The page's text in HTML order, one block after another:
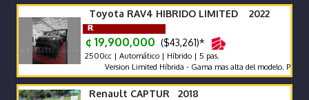
Toyota RAV4 HIBRIDO LIMITED 2022
¢ 19,900,000 ($43,261)*
2500cc | Automático | Híbrido | 5 pas.
Version Limited Híbrida - Gama mas alta del modelo. Proteccion
Renault CAPTUR 2018